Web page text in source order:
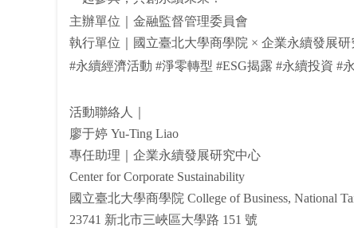
主辦單位｜金融監督管理委員會
執行單位｜國立臺北大學商學院 × 企業永續發展研
#永續經濟活動 #淨零轉型 #ESG揭露 #永續投資 #
活動聯絡人｜
廖于婷 Yu-Ting Liao
專任助理｜企業永續發展研究中心
Center for Corporate Sustainability
國立臺北大學商學院 College of Business, National
23741 新北市三峽區大學路 151 號